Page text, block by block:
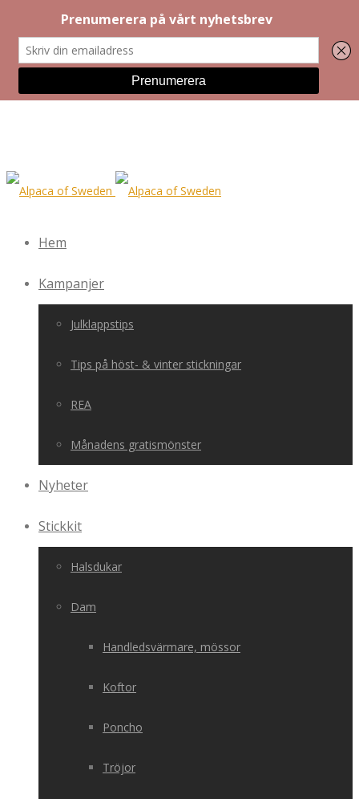
Hem
Kampanjer
Julklappstips
Tips på höst- & vinter stickningar
REA
Månadens gratismönster
Nyheter
Stickkit
Halsdukar
Dam
Handledsvärmare, mössor
Koftor
Poncho
Tröjor